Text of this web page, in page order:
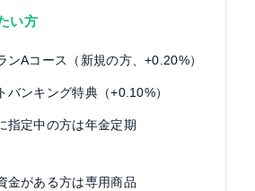
い方
ンAコース（新規の方、+0.20%）
バンキング特典（+0.10%）
指定中の方は年金定期
金がある方は専用商品